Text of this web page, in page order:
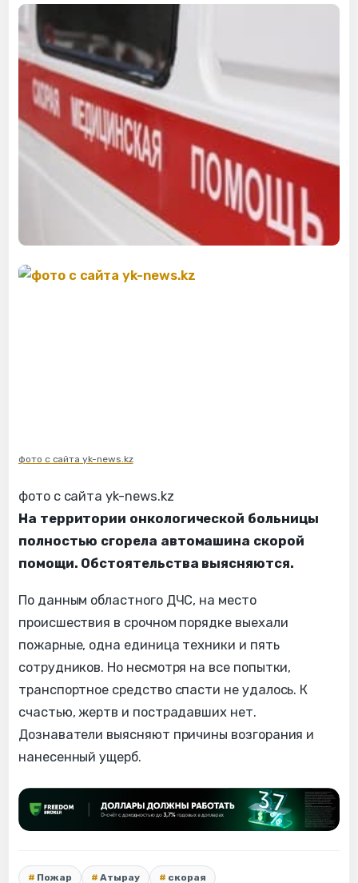
фото с сайта yk-news.kz
фото с сайта yk-news.kz
На территории онкологической больницы
полностью сгорела автомашина скорой
помощи. Обстоятельства выясняются.
По данным областного ДЧС, на место
происшествия в срочном порядке выехали
пожарные, одна единица техники и пять
сотрудников. Но несмотря на все попытки,
транспортное средство спасти не удалось. К
счастью, жертв и пострадавших нет.
Дознаватели выясняют причины возгорания и
нанесенный ущерб.
Пожар Атырау скорая